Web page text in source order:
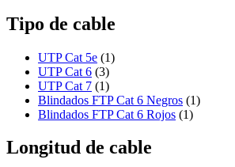
Tipo de cable
UTP Cat 5e (1)
UTP Cat 6 (3)
UTP Cat 7 (1)
Blindados FTP Cat 6 Negros (1)
Blindados FTP Cat 6 Rojos (1)
Longitud de cable